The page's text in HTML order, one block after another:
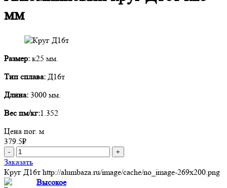
мм
Размер: к25 мм.
Тип сплава: Д16т
Длина: 3000 мм.
Вес пм/кг:1.352
Цена пог. м
379.5₽
- +
Заказать
Круг Д16т http://alumbaza.ru/image/cache/no_image-269x200.png
Высокое